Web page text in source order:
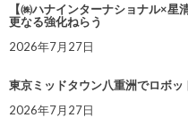
【㈱ハナインターナショナル×
更なる強化ねらう
2026年7月27日
東京ミッドタウン八重洲でロボ
2026年7月27日